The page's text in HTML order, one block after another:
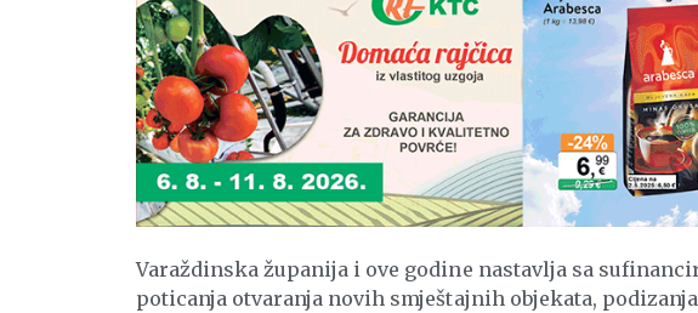
Varaždinska županija i ove godine nastavlja sa
poticanja otvaranja novih smještajnih objekata,